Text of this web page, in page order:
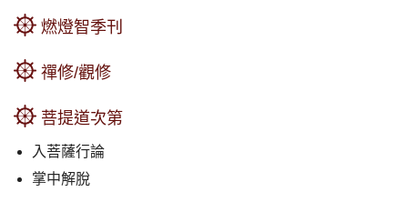
燃燈智季刊
禪修/觀修
菩提道次第
入菩薩行論
掌中解脫